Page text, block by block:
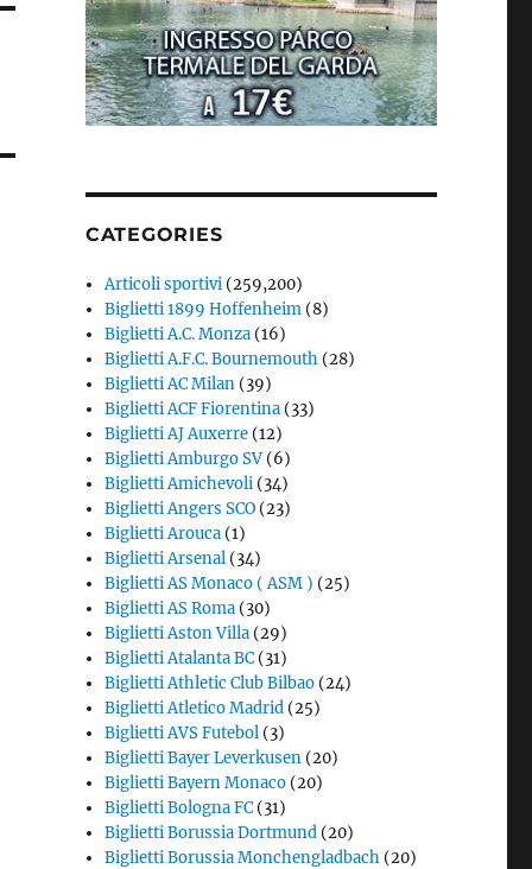
CATEGORIES
Articoli sportivi (259,200)
Biglietti 1899 Hoffenheim (8)
Biglietti A.C. Monza (16)
Biglietti A.F.C. Bournemouth (28)
Biglietti AC Milan (39)
Biglietti ACF Fiorentina (33)
Biglietti AJ Auxerre (12)
Biglietti Amburgo SV (6)
Biglietti Amichevoli (34)
Biglietti Angers SCO (23)
Biglietti Arouca (1)
Biglietti Arsenal (34)
Biglietti AS Monaco ( ASM ) (25)
Biglietti AS Roma (30)
Biglietti Aston Villa (29)
Biglietti Atalanta BC (31)
Biglietti Athletic Club Bilbao (24)
Biglietti Atletico Madrid (25)
Biglietti AVS Futebol (3)
Biglietti Bayer Leverkusen (20)
Biglietti Bayern Monaco (20)
Biglietti Bologna FC (31)
Biglietti Borussia Dortmund (20)
Biglietti Borussia Monchengladbach (20)